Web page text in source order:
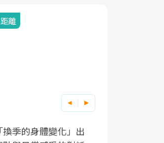
離
季的身體變化」出